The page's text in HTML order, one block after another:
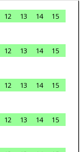
12 13 14
15
12 13 14
15
12 13 14
15
12 13 14
15